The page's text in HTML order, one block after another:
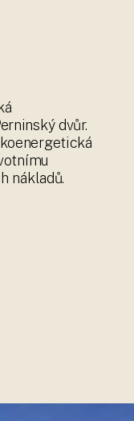
dvůr.
nákladů.